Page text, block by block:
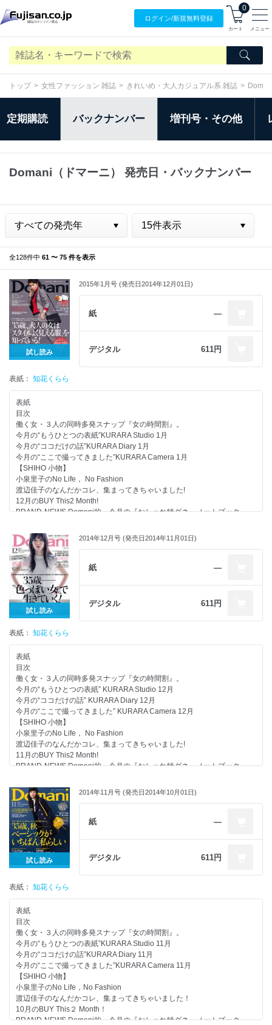
ログイン/新規無料登録
0
カート メニュー
トップ 女性ファッション 雑誌 きれいめ・大人カジュアル系 雑誌
定期購読 バックナンバー 増刊号・その他
Domani（ドマーニ） 発売日・バックナンバー
全128件中 61 〜 75 件を表示
試し読み
2015年1月号 (発売日2014年12月01日)
紙 ―
デジタル 611円
表紙： 知花くらら
表紙
目次
働く女・３人の同時多発スナップ『女の時間割』。
今月の“もうひとつの表紙”KURARA Studio 1月
今月の“ココだけの話”KURARA Diary 1月
今月の“ここで撮ってきました”KURARA Camera 1月
【SHIHO 小物】
小泉里子のNo Life， No Fashion
渡辺佳子のなんだかコレ、集まってきちゃいました!
12月のBUY This2 Month!
BRAND-NEWS Domani的・今月の『おしゃれ特ダネ』ノートブック
創刊18周年SPECIAL Vol.1 2015年もがんばる“働くいい女”へ18人からの
メッセージ
Vol.2 渡辺佳子、母になる ～今までと、これからと～
Vol.3 男と女の新春、東京、下町散歩
私たちに何より大切なのは、｢スタイルよく見える｣ことでした
大人の女の「スタイルよく見える」服と着こなし Part 01 忙しく働く女の
シーン別｢SETメニュー｣×4 発表します！
Part 02 真冬だって｢スタイル美人｣の絶対ルール6
Part 03 本当に“スタイルよく見える”スーパーベーシック4発表！
Part 04 おしゃれプロの秘スタイルアップ術
Part 05 休日カジュアルも｢スタイルいいね｣がほめ言葉
Part 06 タイツと靴でほっそり！ すらり！ 足長見せには「ミニボトム」
Part 07 冬服×まとめ髪＝スッキリ見える 3つの法則、教えます
Part 08 いつもの服が違って見える！ ｢スタイルいい｣に効く下着
2015年─運命を変える｢自己投資｣
Chapter 1 なりたい女になるための“コレ欲しい”名品リスト
Chapter 2 35歳──コスメの投資で「肌運命」は変えられる！
Chapter 3 人生が変わる家電選び
20％小顔になれる！ これがウワサの｢縮小メーク｣
働くいい女が“お風呂でしていること”TOP6
1月のザ・編集長コスメ
「スナック濃好女」
だれでもできる！ 必勝｢大そうじ｣カレンダー
協力社リスト
次号予告
堂本 剛『なら（ず）もん』
井浦 新『隔月 新空館』
スヌ子の“徒然めし”
Domani的大人文化部
“愛”のファンタジック占い
SPECIAL別冊付録 OTSUMAMI for Party 23 recipe cards book
試し読み
2014年12月号 (発売日2014年11月01日)
紙 ―
デジタル 611円
表紙： 知花くらら
表紙
目次
働く女・３人の同時多発スナップ『女の時間割』。
今月の“もうひとつの表紙” KURARA Studio 12月
今月の“ココだけの話” KURARA Diary 12月
今月の“ここで撮ってきました” KURARA Camera 12月
【SHIHO 小物】
小泉里子のNo Life， No Fashion
渡辺佳子のなんだかコレ、集まってきちゃいました!
11月のBUY This2 Month!
BRAND-NEWS Domani的・今月の『おしゃれ特ダネ』ノートブック
35歳──“色っぽい女”で生きていく! “大人の色気”ってなんですか？
Part 01“ シンプルなのに女っぽい”冬の着回し9Days
Part 02 真冬の｢スモーキーカラー｣配色レシピ
Part 03 大人の色気がにじみ出る── ハンサムWomanの肖像
Part 04 12月のいい女は“9 to 9ワンピース”を着ている
Part 05 私が“色気”を感じる ひと・もの・こと写真館
Part 06 思わず“触れたくなる”ニットで真冬のいい女、できあがり
Part 07 ｢小ぶりバッグ｣をもつだけでなんだか私、色っぽい
Part 08 Domaniメイツの“色っぽい女”変身劇場
Part 09 いい女ほど… 服は地味でも、下着は派手
大人の女のダウン選びは｢表｣名品vs｢裏｣名品が新基準
冬まで着ます 最愛トレンチ、レイヤード術
ブーツで決まる！ 4大流行ボトムの足元コーディネート
Part 10 35歳、大人ですもの “色っぽい髪”になりたくて…
Part 11 働くいい女の“仕込みメーク”秘 テクニック
35歳の肌悩みには｢ビタミン美容｣がいちばんです！
12月のザ・編集長コスメ
「スナック濃好女」
文化の秋は劇場へ──｢ライブ｣の醍醐味、教えます！
Part 12 ああ、なぜ私たちは｢熟男｣に惹かれるのか!?
Part 13 淑女限定 ｢官能｣の世界にようこそ
協力社リスト
試し読み
2014年11月号 (発売日2014年10月01日)
紙 ―
デジタル 611円
表紙： 知花くらら
表紙
目次
働く女・３人の同時多発スナップ『女の時間割』。
今月の“もうひとつの表紙”KURARA Studio 11月
今月の“ココだけの話”KURARA Diary 11月
今月の“ここで撮ってきました”KURARA Camera 11月
【SHIHO 小物】
小泉里子のNo Life，No Fashion
渡辺佳子のなんだかコレ、集まってきちゃいました！
10月のBUY This２ Month！
BRAND-NEWS Domani的・今月の『おしゃれ特ダネ』ノートブック